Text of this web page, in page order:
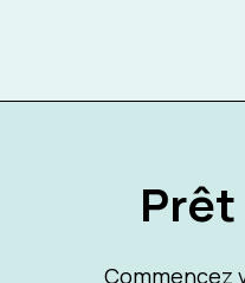
Commencez